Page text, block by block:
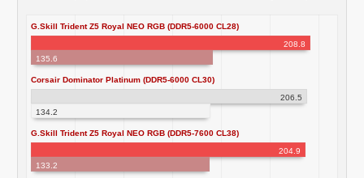
G.Skill Trident Z5 Royal NEO RGB (DDR5-6000 CL28)
208.8
135.6
Corsair Dominator Platinum (DDR5-6000 CL30)
206.5
134.2
G.Skill Trident Z5 Royal NEO RGB (DDR5-7600 CL38)
204.9
133.2